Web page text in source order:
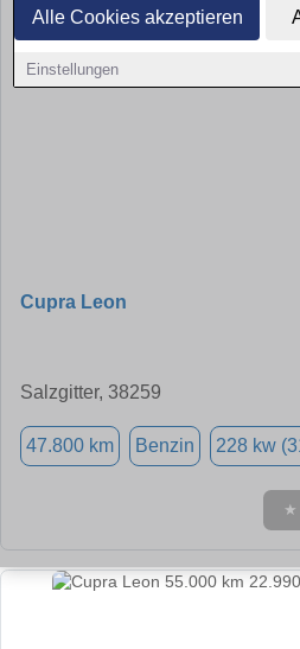
Alle Cookies akzeptieren
Einstellungen
Cupra Leon
Salzgitter, 38259
47.800 km Benzin 228 kw
★